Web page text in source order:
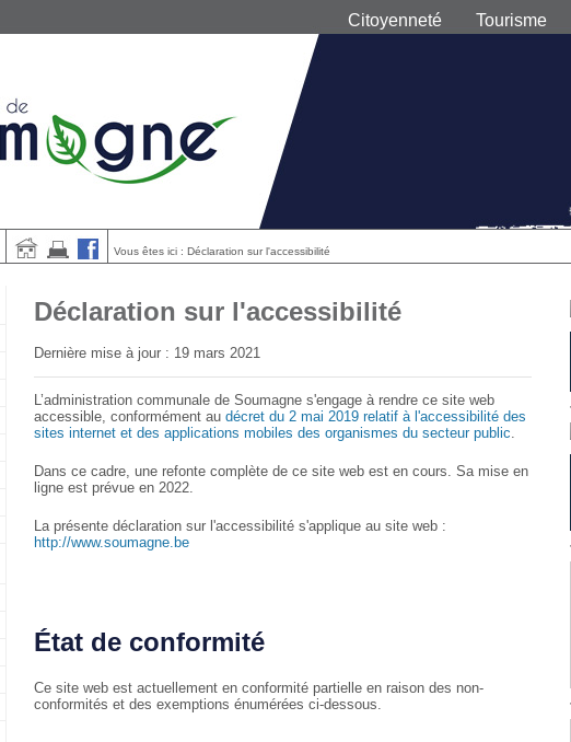
Citoyenneté Tourisme
Vous êtes ici : Déclaration sur l'accessibilité
Déclaration sur l'accessibilité
Dernière mise à jour : 19 mars 2021
L’administration communale de Soumagne s'engage à rendre ce site web
accessible, conformément au décret du 2 mai 2019 relatif à l'accessibilité des
sites internet et des applications mobiles des organismes du secteur public
Dans ce cadre, une refonte complète de ce site web est en cours. Sa mise en
ligne est prévue en 2022.
La présente déclaration sur l'accessibilité s'applique au site web :
http://www.soumagne.be
État de conformité
Ce site web est actuellement en conformité partielle en raison des non-
conformités et des exemptions énumérées ci-dessous.